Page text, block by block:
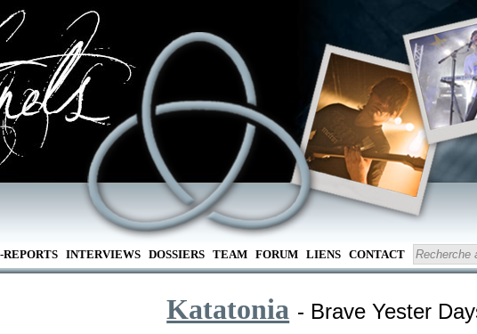
INTERVIEWS DOSSIERS TEAM FORUM LIENS CONTACT
Katatonia - Brave Yester